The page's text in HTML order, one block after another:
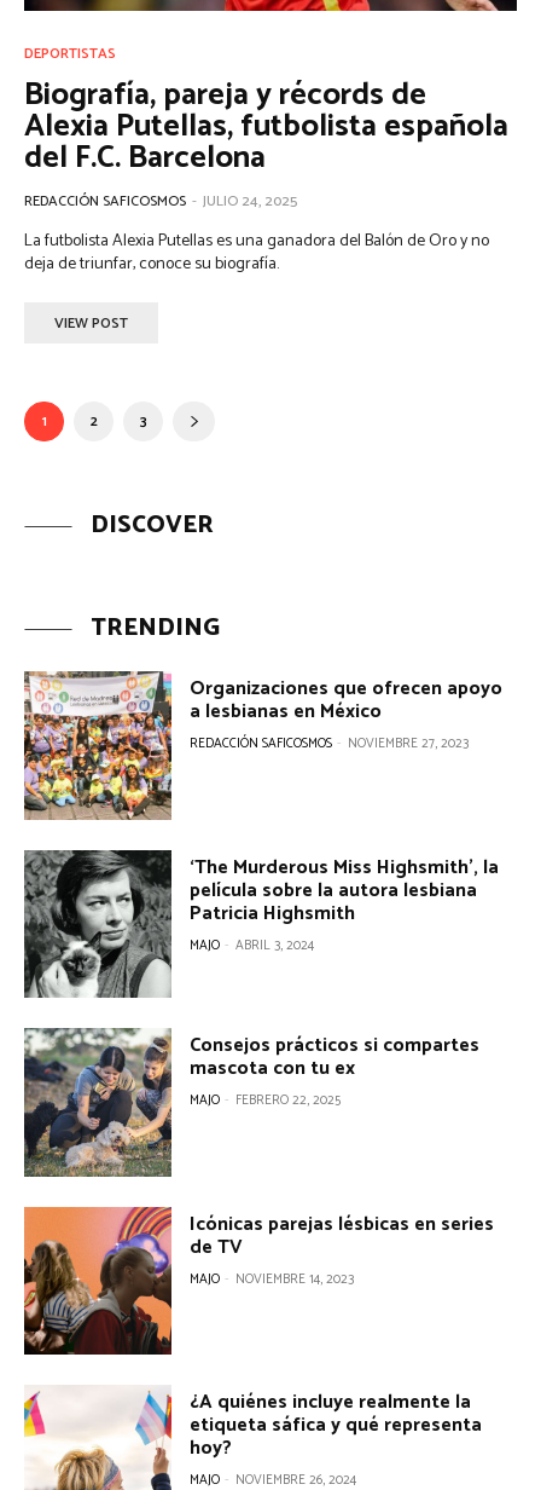
DEPORTISTAS
Biografía, pareja y récords de
Alexia Putellas, futbolista española
del F.C. Barcelona
REDACCIÓN SAFICOSMOS - JULIO 24, 2025
La futbolista Alexia Putellas es una ganadora del Balón de Oro y no
deja de triunfar, conoce su biografía.
VIEW POST
1 2 3
DISCOVER
TRENDING
Organizaciones que ofrecen apoyo
a lesbianas en México
REDACCIÓN SAFICOSMOS - NOVIEMBRE 27, 2023
‘The Murderous Miss Highsmith’, la
película sobre la autora lesbiana
Patricia Highsmith
MAJO - ABRIL 3, 2024
Consejos prácticos si compartes
mascota con tu ex
MAJO - FEBRERO 22, 2025
Icónicas parejas lésbicas en series
de TV
MAJO - NOVIEMBRE 14, 2023
¿A quiénes incluye realmente la
etiqueta sáfica y qué representa
hoy?
MAJO - NOVIEMBRE 26, 2024